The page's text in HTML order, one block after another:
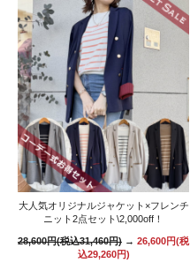
大人気オリジナルジャケット×フレンチ
ニット2点セット\2,000off！
28,600円(税込31,460円) → 26,600円(税
込29,260円)